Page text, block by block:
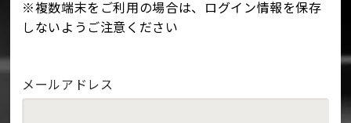
※複数端末をご利用の場合は、ログイン情報を保存
しないようご注意ください
メールアドレス